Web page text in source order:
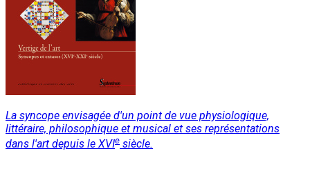
La syncope envisagée d'un point de vue physiologique,
littéraire, philosophique et musical et ses représentations
dans l'art depuis le XVIe siècle.